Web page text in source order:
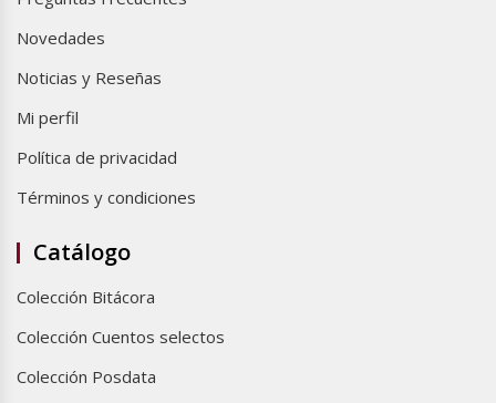
Novedades
Noticias y Reseñas
Mi perfil
Política de privacidad
Términos y condiciones
Catálogo
Colección Bitácora
Colección Cuentos selectos
Colección Posdata